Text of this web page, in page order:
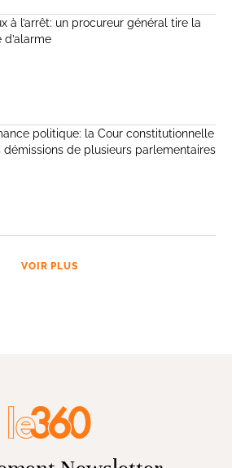
à l’arrêt: un procureur général tire la
politique: la Cour constitutionnelle
démissions de plusieurs parlementaires
VOIR PLUS